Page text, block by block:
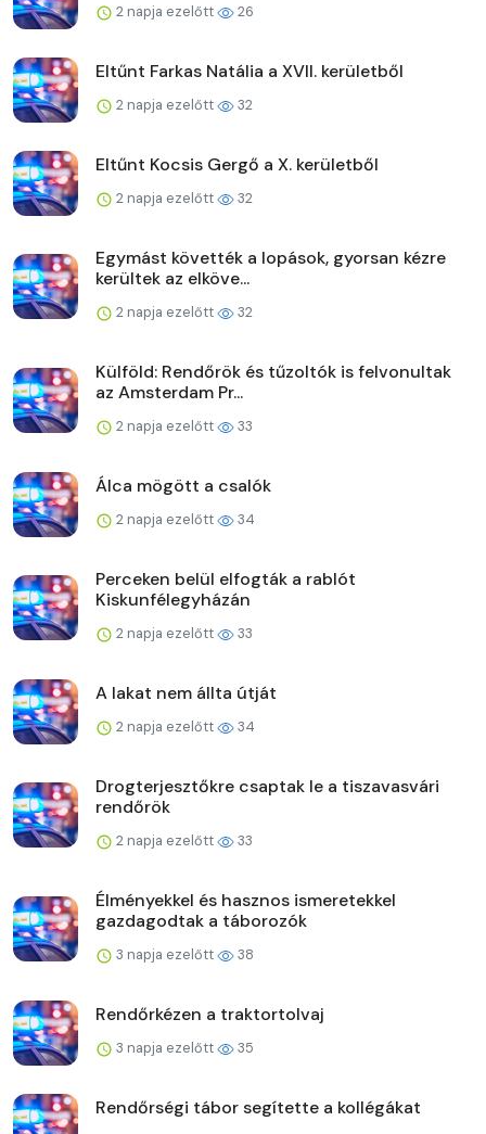
2 napja ezelőtt 26
Eltűnt Farkas Natália a XVII. kerületből
2 napja ezelőtt 32
Eltűnt Kocsis Gergő a X. kerületből
2 napja ezelőtt 32
Egymást követték a lopások, gyorsan kézre
kerültek az elköve...
2 napja ezelőtt 32
Külföld: Rendőrök és tűzoltók is felvonultak
az Amsterdam Pr...
2 napja ezelőtt 33
Álca mögött a csalók
2 napja ezelőtt 34
Perceken belül elfogták a rablót
Kiskunfélegyházán
2 napja ezelőtt 33
A lakat nem állta útját
2 napja ezelőtt 34
Drogterjesztőkre csaptak le a tiszavasvári
rendőrök
2 napja ezelőtt 33
Élményekkel és hasznos ismeretekkel
gazdagodtak a táborozók
3 napja ezelőtt 38
Rendőrkézen a traktortolvaj
3 napja ezelőtt 35
Rendőrségi tábor segítette a kollégákat